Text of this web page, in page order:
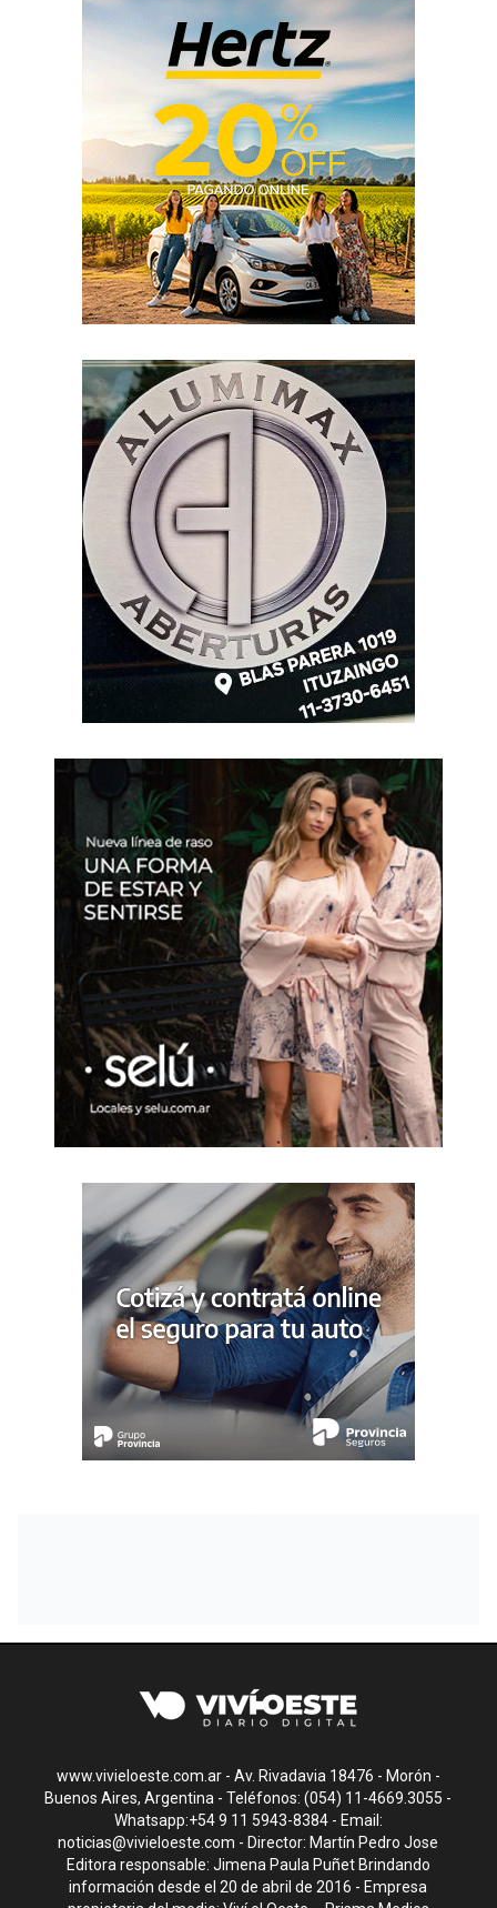
www.vivieloeste.com.ar - Av. Rivadavia 18476 - Morón -
Buenos Aires, Argentina - Teléfonos: (054) 11-4669.3055 -
Whatsapp:+54 9 11 5943-8384 - Email:
noticias@vivieloeste.com - Director: Martín Pedro Jose
Editora responsable: Jimena Paula Puñet Brindando
información desde el 20 de abril de 2016 - Empresa